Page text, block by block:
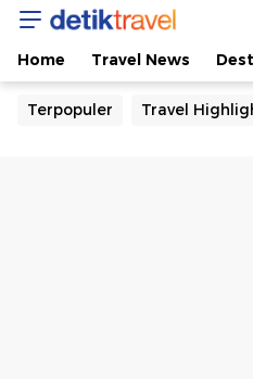
Home Travel News
Terpopuler Travel